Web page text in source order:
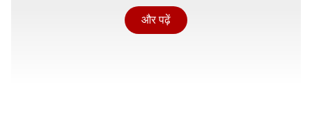
और पढ़ें